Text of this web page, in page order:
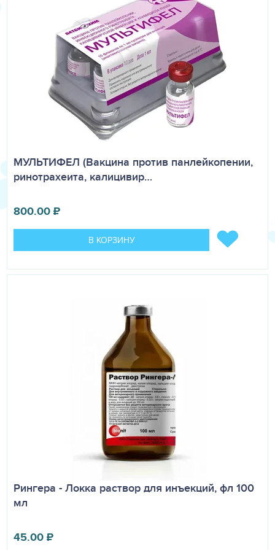
МУЛЬТИФЕЛ (Вакцина против панлейкопении,
ринотрахеита, калицивир…
800.00₽
В КОРЗИНУ
Рингера - Локка раствор для инъекций, фл 100
мл
45.00₽